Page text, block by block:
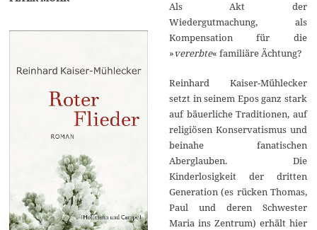
Als Akt der
Wiedergutmachung, als
Kompensation für die
»vererbte« familiäre Ächtung?
Reinhard Kaiser-Mühlecker
setzt in seinem Epos ganz stark
auf bäuerliche Traditionen, auf
religiösen Konservatismus und
beinahe fanatischen
Aberglauben. Die
Kinderlosigkeit der dritten
Generation (es rücken Thomas,
Paul und deren Schwester
Maria ins Zentrum) erhält hier